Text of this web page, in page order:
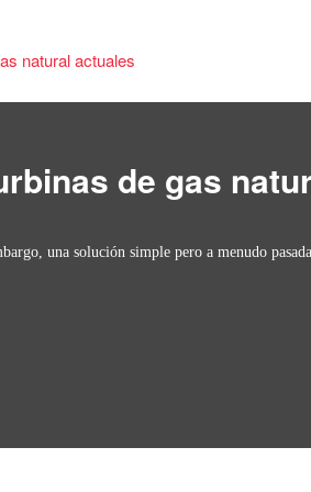
natural actuales
de gas
una solución simple pero a menudo